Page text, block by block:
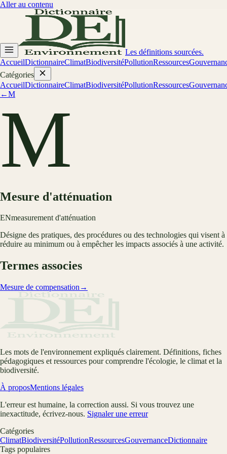
Aller au contenu
Les définitions sourcées.
AccueilDictionnaireClimatBiodiversitéPollutionRessources
Catégories
AccueilDictionnaireClimatBiodiversitéPollutionRessources
←M
M
Mesure d'atténuation
ENmeasurement d'atténuation
Désigne des pratiques, des procédures ou des technologies qui visent à
réduire au minimum ou à empêcher les impacts associés à une activité.
Termes associes
Mesure de compensation →
Les mots de l'environnement expliqués clairement. Définitions, fiches
pédagogiques et ressources pour comprendre l'écologie, le climat et la
biodiversité.
À proposMentions légales
L'erreur est humaine, la correction aussi. Si vous trouvez une
inexactitude, écrivez-nous. Signaler une erreur
Catégories
ClimatBiodiversitéPollutionRessourcesGouvernanceDictionnaire
Tags populaires